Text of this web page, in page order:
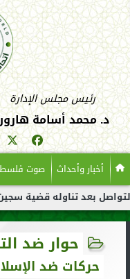
رئيس مجلس الإدارة
د. محمد أسامة
أخبار وأحداث صوت
تناوله قضية سجين اكتشف
حوار ضد
حركات ضد